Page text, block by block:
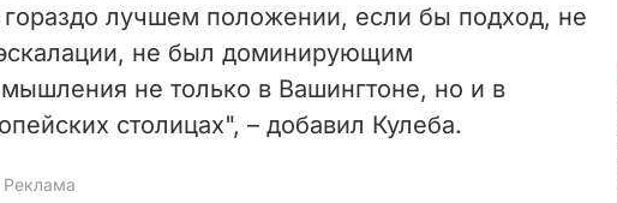
гораздо лучшем положении, если бы подход, не
не был доминирующим
не только в Вашингтоне, но и в
столицах", – добавил Кулеба.